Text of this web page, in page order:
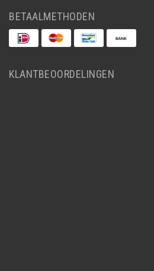
BETAALMETHODEN
KLANTBEOORDELINGEN